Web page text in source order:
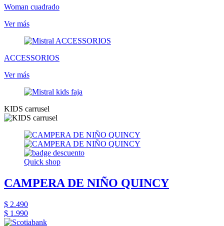
Woman cuadrado
Ver más
ACCESSORIOS
Ver más
KIDS carrusel
Quick shop
CAMPERA DE NIÑO QUINCY
$ 2.490
$ 1.990